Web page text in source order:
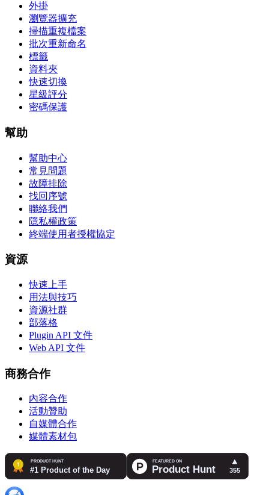
外掛
瀏覽器擴充
掃描重複檔案
批次重新命名
標籤
資料夾
快速切換
星級評分
密碼保護
幫助
幫助中心
常見問題
故障排除
找回序號
聯絡我們
隱私權政策
終端使用者授權協定
資源
快速上手
用法與技巧
資源社群
部落格
Plugin API 文件
Web API 文件
商務合作
內容合作
活動贊助
自媒體合作
媒體素材包